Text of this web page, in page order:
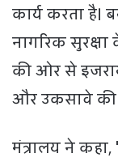
कार्य करता
नागरिक
की ओर से
और उकसावे की
मंत्रालय ने